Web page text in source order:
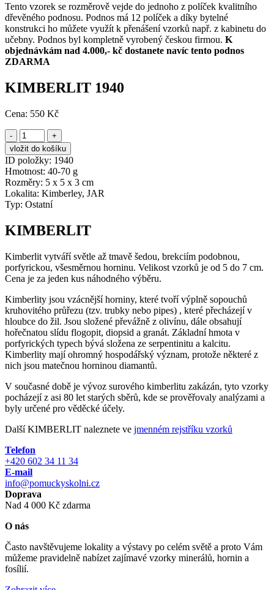
Tento vzorek se rozměrově vejde do jednoho z políček kvalitního
dřevěného podnosu. Podnos má 12 políček a díky bytelné
konstrukci ho můžete využít k přenášení vzorků např. z kabinetu do
učebny. Podnos byl kompletně vyrobený českou firmou. K
objednávkám nad 4.000,- kč dostanete navíc tento podnos
ZDARMA
KIMBERLIT 1940
Cena: 550 Kč
- +
ID položky: 1940
Hmotnost: 40-70 g
Rozměry: 5 x 5 x 3 cm
Lokalita: Kimberley, JAR
Typ: Ostatní
KIMBERLIT
Kimberlit vytváří světle až tmavě šedou, brekciím podobnou,
porfyrickou, všesměrnou horninu. Velikost vzorků je od 5 do 7 cm.
Cena je za jeden kus náhodného výběru.
Kimberlity jsou vzácnější horniny, které tvoří výplně sopouchů
kruhovitého průřezu (tzv. trubky nebo pipes) , které přecházejí v
hloubce do žil. Jsou složené převážně z olivínu, dále obsahují
hořečnatou slídu flogopit, diopsid a granát. Základní hmota v
porfyrických typech bývá složena ze serpentinitu a kalcitu.
Kimberlity mají ohromný hospodářský význam, protože některé z
nich jsou matečnou horninou diamantů.
V současné době je vývoz surového kimberlitu zakázán, tyto vzorky
pocházejí z asi 80 let starých sběrů, kde se prověřovaly analýzami a
byly určené pro věděcké účely.
Další KIMBERLIT naleznete ve jmenném rejstříku vzorků
Telefon
+420 602 34 11 34
E-mail
info@pomuckyskolni.cz
Doprava
Nad 4 000 Kč zdarma
O nás
Často navštěvujeme lokality a výstavy po celém světě a proto Vám
můžeme pravidelně nabízet zajímavé vzorky minerálů, hornin a
fosílií.